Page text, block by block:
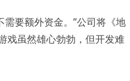
要额外资金。”公司将《地
戏虽然雄心勃勃，但开发难